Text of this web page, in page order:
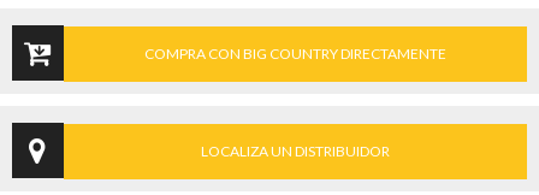
COMPRA CON BIG COUNTRY DIRECTAMENTE
LOCALIZA UN DISTRIBUIDOR